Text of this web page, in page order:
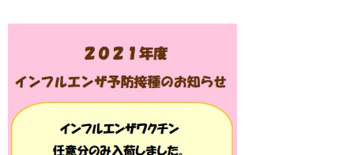
医療関係の皆様へ
アクセス